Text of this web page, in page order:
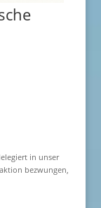
in unser
bezwungen,